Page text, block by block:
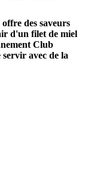
des saveurs
d'un filet de miel
Club
avec de la